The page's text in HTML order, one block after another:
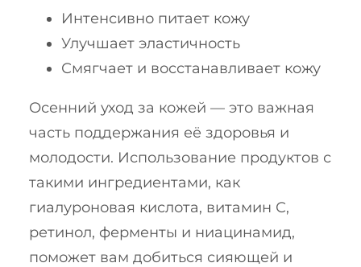
Интенсивно питает кожу
Улучшает эластичность
Смягчает и восстанавливает кожу
Осенний уход за кожей — это важная
часть поддержания её здоровья и
молодости. Использование продуктов с
такими ингредиентами, как
гиалуроновая кислота, витамин С,
ретинол, ферменты и ниацинамид,
поможет вам добиться сияющей и